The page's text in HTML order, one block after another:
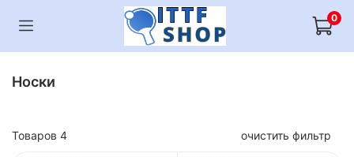
0
Носки
Товаров 4 очистить фильтр